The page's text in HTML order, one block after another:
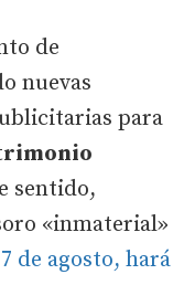
de
nuevas
para
sentido,
«inmaterial»
de agosto, hará